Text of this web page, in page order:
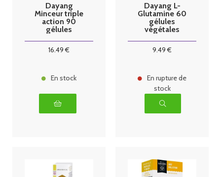
Dayang
Minceur triple
action 90
gélules
16.49 €
En stock
Dayang L-
Glutamine 60
gélules
végétales
9.49 €
En rupture de
stock